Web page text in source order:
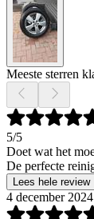
Meeste sterren
5/5
Doet wat het
De perfecte
Lees hele review
4 december 2024